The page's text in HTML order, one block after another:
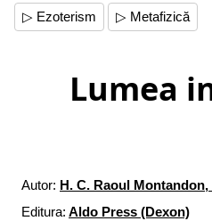
▷ Ezoterism ▷ Metafizică
Lumea
Autor: H. C. Raoul Montandon,
Editura: Aldo Press (Dexon)